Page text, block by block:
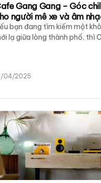
Gang Gang – Góc
người mê xe và âm
bạn đang tìm kiếm một
lạ giữa lòng thành phố, thì
04/2025